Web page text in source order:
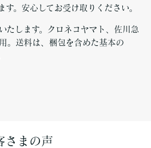
。安心してお受け取りください。
たします。クロネコヤマト、佐川急
。送料は、梱包を含めた基本の
さまの声